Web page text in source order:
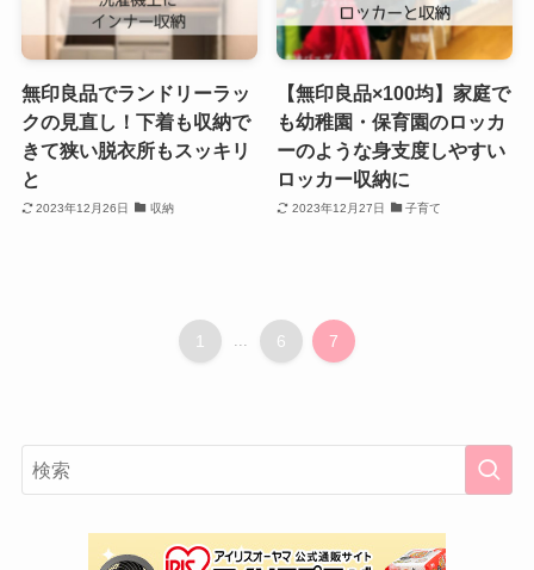
無印良品でランドリーラッ
クの見直し！下着も収納で
きて狭い脱衣所もスッキリ
と
2023年12月26日 収納
【無印良品×100均】家庭で
も幼稚園・保育園のロッカ
ーのような身支度しやすい
ロッカー収納に
2023年12月27日 子育て
1 ... 6 7